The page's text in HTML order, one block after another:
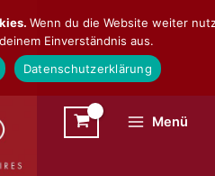
Menü
Wenn du die Website weiter
Einverständnis aus.
Datenschutzerklärung